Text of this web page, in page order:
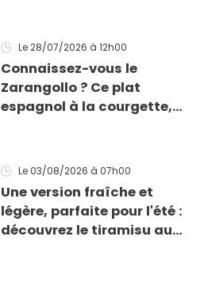
Le 28/07/2026 à 12h00
Connaissez-vous le
Zarangollo ? Ce plat
espagnol à la courgette,
Le 03/08/2026 à 07h00
Une version fraîche et
légère, parfaite pour l'été :
découvrez le tiramisu au